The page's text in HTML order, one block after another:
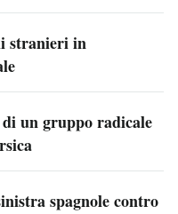
stranieri in
un gruppo radicale
spagnole contro